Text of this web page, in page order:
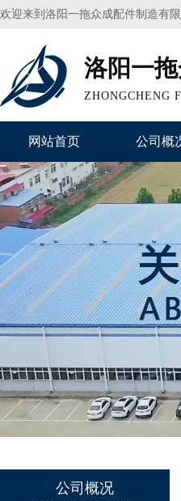
欢迎来到洛阳一拖众成配件制造有限
洛阳一
ZHONGCHENG
网站首页 公司概
公司概况